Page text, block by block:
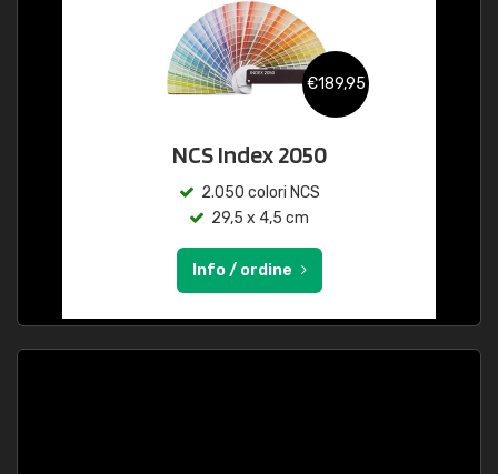
€189,95
NCS Index 2050
2.050 colori NCS
29,5 x 4,5 cm
Info / ordine